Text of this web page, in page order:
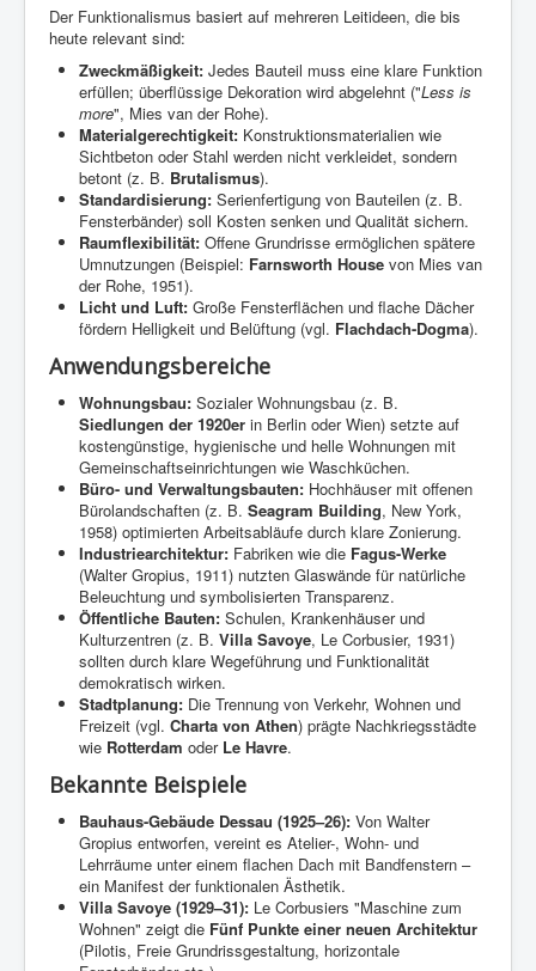
Der Funktionalismus basiert auf mehreren Leitideen, die bis
heute relevant sind:
Zweckmäßigkeit: Jedes Bauteil muss eine klare Funktion
erfüllen; überflüssige Dekoration wird abgelehnt ("Less is
more", Mies van der Rohe).
Materialgerechtigkeit: Konstruktionsmaterialien wie
Sichtbeton oder Stahl werden nicht verkleidet, sondern
betont (z. B. Brutalismus).
Standardisierung: Serienfertigung von Bauteilen (z. B.
Fensterbänder) soll Kosten senken und Qualität sichern.
Raumflexibilität: Offene Grundrisse ermöglichen spätere
Umnutzungen (Beispiel: Farnsworth House von Mies van
der Rohe, 1951).
Licht und Luft: Große Fensterflächen und flache Dächer
fördern Helligkeit und Belüftung (vgl. Flachdach-Dogma).
Anwendungsbereiche
Wohnungsbau: Sozialer Wohnungsbau (z. B.
Siedlungen der 1920er in Berlin oder Wien) setzte auf
kostengünstige, hygienische und helle Wohnungen mit
Gemeinschaftseinrichtungen wie Waschküchen.
Büro- und Verwaltungsbauten: Hochhäuser mit offenen
Bürolandschaften (z. B. Seagram Building, New York,
1958) optimierten Arbeitsabläufe durch klare Zonierung.
Industriearchitektur: Fabriken wie die Fagus-Werke
(Walter Gropius, 1911) nutzten Glaswände für natürliche
Beleuchtung und symbolisierten Transparenz.
Öffentliche Bauten: Schulen, Krankenhäuser und
Kulturzentren (z. B. Villa Savoye, Le Corbusier, 1931)
sollten durch klare Wegeführung und Funktionalität
demokratisch wirken.
Stadtplanung: Die Trennung von Verkehr, Wohnen und
Freizeit (vgl. Charta von Athen) prägte Nachkriegsstädte
wie Rotterdam oder Le Havre.
Bekannte Beispiele
Bauhaus-Gebäude Dessau (1925–26): Von Walter
Gropius entworfen, vereint es Atelier-, Wohn- und
Lehrräume unter einem flachen Dach mit Bandfenstern –
ein Manifest der funktionalen Ästhetik.
Villa Savoye (1929–31): Le Corbusiers "Maschine zum
Wohnen" zeigt die Fünf Punkte einer neuen Architektur
(Pilotis, Freie Grundrissgestaltung, horizontale